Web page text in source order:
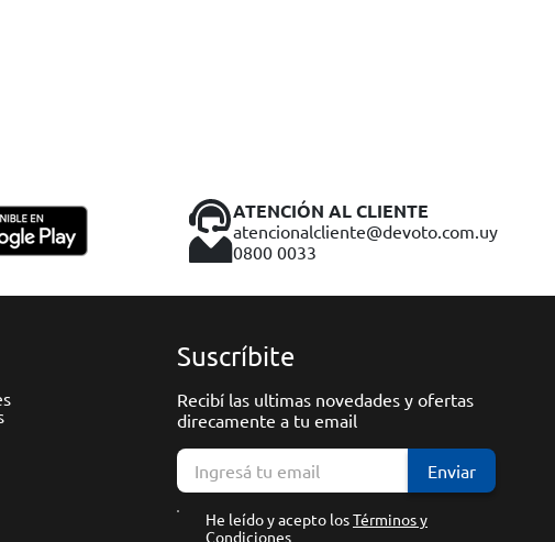
ATENCIÓN AL CLIENTE
atencionalcliente@devoto.com.uy
0800 0033
Suscríbite
Recibí las ultimas novedades y ofertas
direcamente a tu email
Enviar
He leído y acepto losTérminos y
Condiciones